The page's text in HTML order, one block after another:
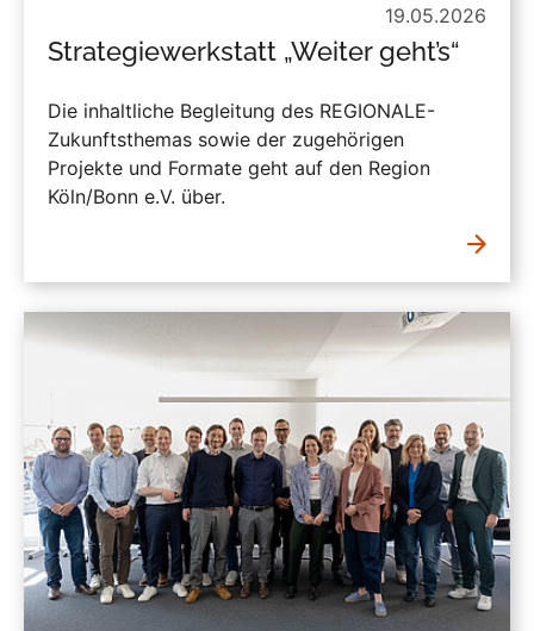
19.05.2026
Strategiewerkstatt „Weiter geht’s“
Die inhaltliche Begleitung des REGIONALE-
Zukunftsthemas sowie der zugehörigen
Projekte und Formate geht auf den Region
Köln/Bonn e.V. über.